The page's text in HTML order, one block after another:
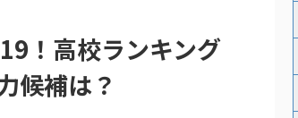
！高校ランキング
候補は？